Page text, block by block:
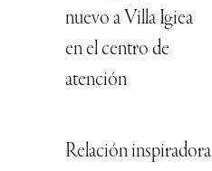
nuevo a Villa Igiea
en el centro de
atención
Relación inspiradora